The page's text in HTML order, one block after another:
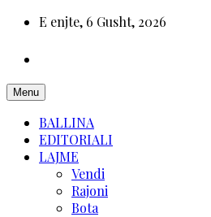
E enjte, 6 Gusht, 2026
Menu
BALLINA
EDITORIALI
LAJME
Vendi
Rajoni
Bota